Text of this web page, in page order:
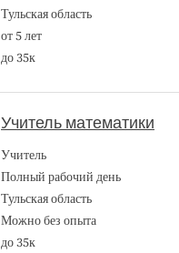
Тульская область
от 5 лет
до 35к
Учитель математики
Учитель
Полный рабочий день
Тульская область
Можно без опыта
до 35к